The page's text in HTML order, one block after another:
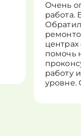
Очень
работа.
центрах
помочь
работу
уровне.